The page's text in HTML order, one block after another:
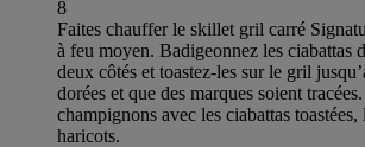
8
Faites chauffer le skillet gril carré
à feu moyen. Badigeonnez les ciabattas
deux côtés et toastez-les sur le gril
dorées et que des marques soient
champignons avec les ciabattas toastées,
haricots.